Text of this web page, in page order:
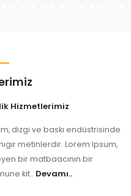
Hizmetlerimiz
dizgi ve baskı endüstrisinde
metinlerdir. Lorem Ipsum,
bir matbaacının bir
kit.. Devamı..